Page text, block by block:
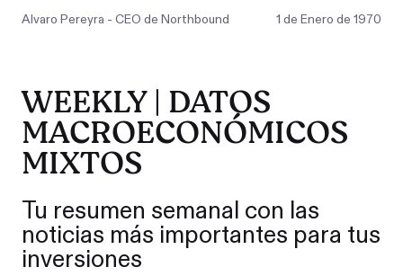
WEEKLY | DATOS
MACROECONÓMICOS
MIXTOS
Tu resumen semanal con las
noticias más importantes para tus
inversiones
Alvaro Pereyra - CEO de Northbound 1 de Enero de 1970